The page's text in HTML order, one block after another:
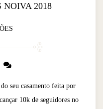
NOIVA 2018
seu casamento feita por
10k de seguidores no